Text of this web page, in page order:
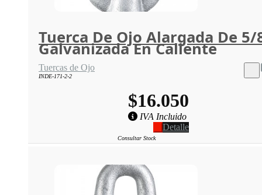
Tuerca De Ojo Alargada De 5/
Galvanizada En Caliente
Tuercas de Ojo
INDE-171-2-2
$16.050
IVA Incluido
Detalle
Consultar Stock